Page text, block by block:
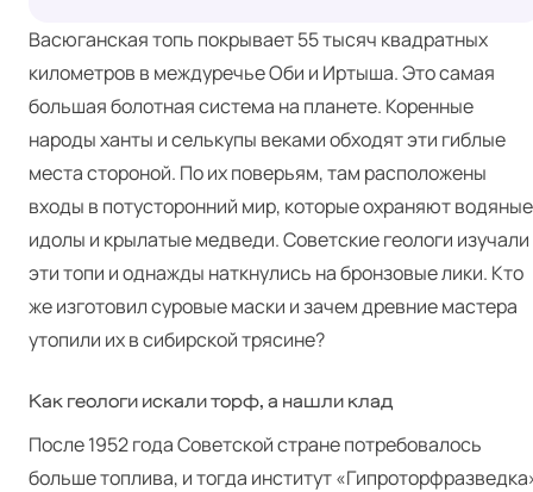
Васюганская топь покрывает 55 тысяч квадратных
километров в междуречье Оби и Иртыша. Это самая
большая болотная система на планете. Коренные
народы ханты и селькупы веками обходят эти гиблые
места стороной. По их поверьям, там расположены
входы в потусторонний мир, которые охраняют водяные
идолы и крылатые медведи. Советские геологи изучали
эти топи и однажды наткнулись на бронзовые лики. Кто
же изготовил суровые маски и зачем древние мастера
утопили их в сибирской трясине?
Как геологи искали торф, а нашли клад
После 1952 года Советской стране потребовалось
больше топлива, и тогда институт